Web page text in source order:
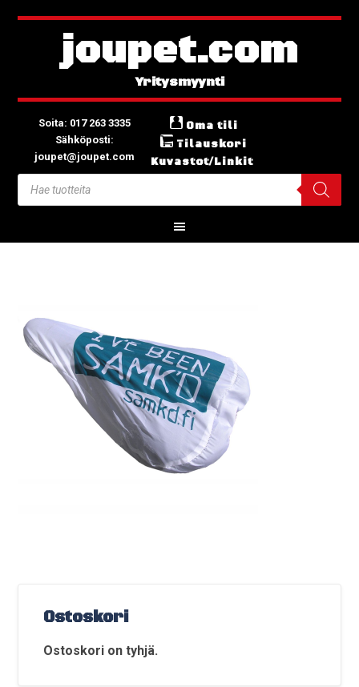
joupet.com
Soita: 017 263 3335
Sähköposti:
joupet@joupet.com
Oma tili
Tilauskori
Kuvastot/Linkit
Ostoskori
Ostoskori on tyhjä.